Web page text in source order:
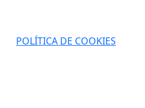
POLÍTICA DE COOKIES